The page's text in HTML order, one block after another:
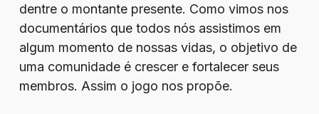
dentre o montante presente. Como vimos nos
documentários que todos nós assistimos em
algum momento de nossas vidas, o objetivo de
uma comunidade é crescer e fortalecer seus
membros. Assim o jogo nos propõe.